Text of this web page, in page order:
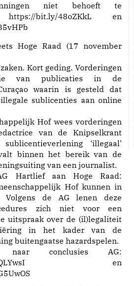
niet behoeft te
https://bit.ly/48oZKkL en
Hoge Raad (17 november
Kort geding. Vorderingen
van publicaties in de
waarin is gesteld dat
sublicenties aan online
Hof wees vorderingen
van de Knipselkrant
‘illegaal’
binnen het bereik van de
van een journalist.
Hartlief aan Hoge Raad:
Hof kunnen in
Volgens de AG lenen deze
zich niet voor een
uitspraak over de (il)legaliteit
in het kader van de
buitengaatse hazardspelen.
conclusies AG:
en